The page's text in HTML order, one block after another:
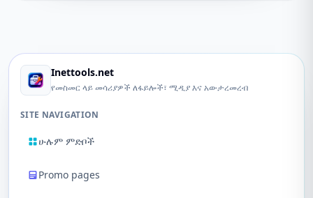
Inettools.net
የመስመር ላይ መሳሪያዎች ለፋይሎች፣ ሚዲያ እና አውታረመረብ
SITE NAVIGATION
ሁሉም ምድቦች
Promo pages